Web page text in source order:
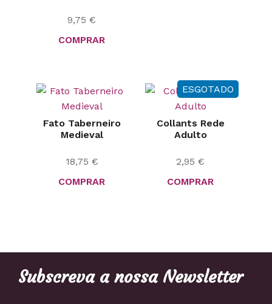
9,75 €
COMPRAR
Fato Taberneiro
Medieval
18,75 €
COMPRAR
ESGOTADO
Collants Rede
Adulto
2,95 €
COMPRAR
Subscreva a nossa Newsletter